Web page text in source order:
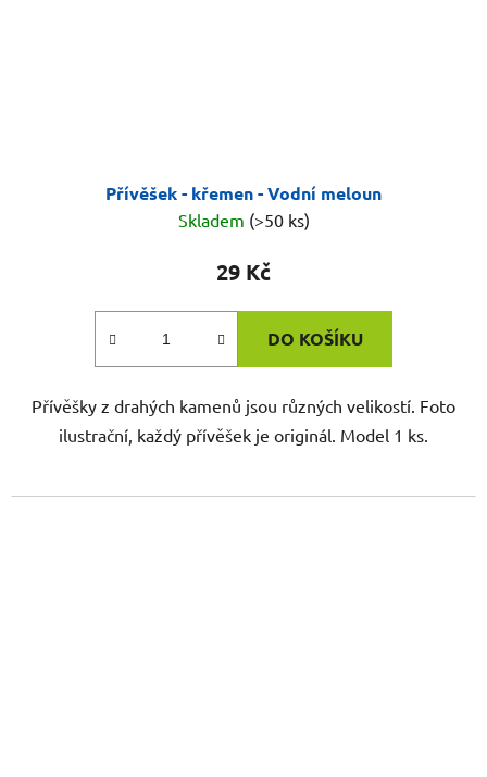
Přívěšek - křemen - Vodní meloun
Skladem (>50 ks)
29 Kč
DO KOŠÍKU
Přívěšky z drahých kamenů jsou různých velikostí. Foto
ilustrační, každý přívěšek je originál. Model 1 ks.